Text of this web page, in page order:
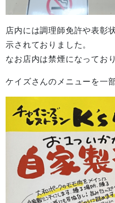
店内には調理師免許や表彰
示されておりました。
なお店内は禁煙になっており
ケイズさんのメニューを一